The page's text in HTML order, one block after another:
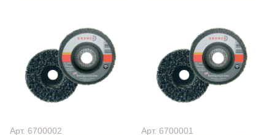
Арт. 6700002
Арт. 6700001